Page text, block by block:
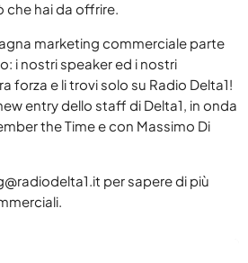
che hai da offrire.
marketing commerciale parte
i nostri speaker ed i nostri
forza e li trovi solo su Radio Delta1!
entry dello staff di Delta1, in onda
the Time e con Massimo Di
per sapere di più